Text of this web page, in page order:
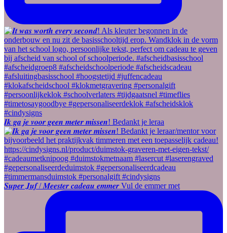
𝑰𝒌 𝒈𝒂 𝒋𝒆 𝒗𝒐𝒐𝒓 𝒈𝒆𝒆𝒏 𝒎𝒆𝒕𝒆𝒓 𝒎𝒊𝒔𝒔𝒆𝒏! Bedankt je leraa
𝑺𝒖𝒑𝒆𝒓 𝑱𝒖𝒇 / 𝑴𝒆𝒆𝒔𝒕𝒆𝒓 𝒄𝒂𝒅𝒆𝒂𝒖 𝒆𝒎𝒎𝒆𝒓 Vul de emmer met